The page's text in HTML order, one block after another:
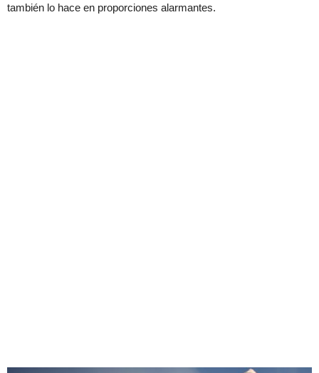
también lo hace en proporciones alarmantes.